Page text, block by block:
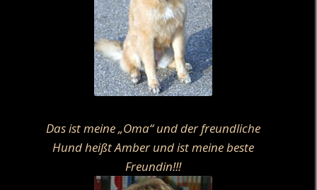
Das ist meine „Oma“ und der freundliche
Hund heißt Amber und ist meine beste
Freundin!!!